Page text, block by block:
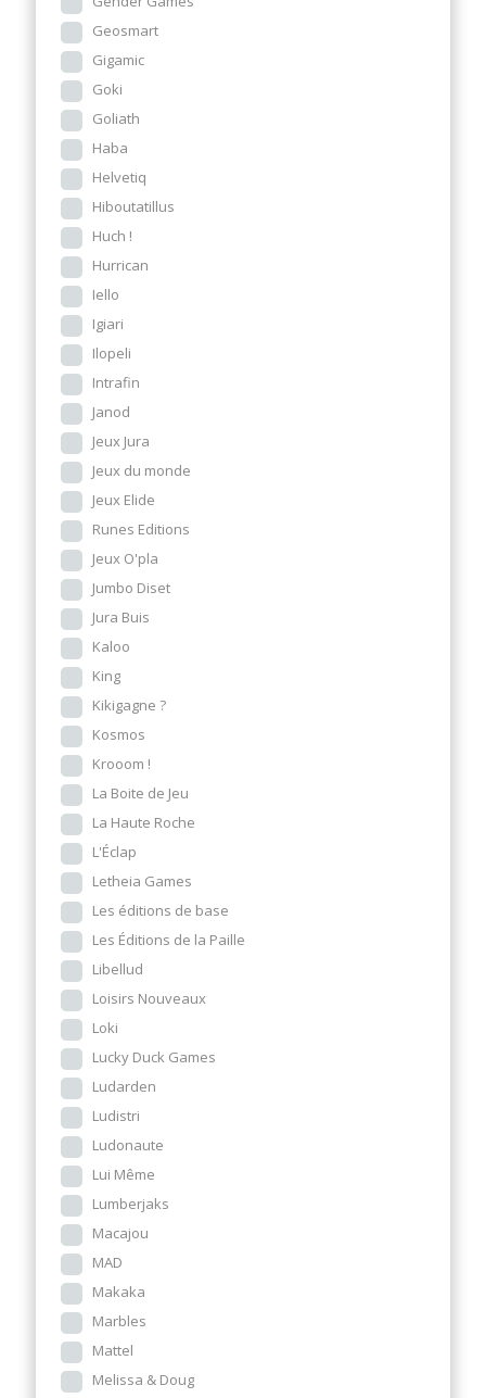
Geosmart
Gigamic
Goki
Goliath
Haba
Helvetiq
Hiboutatillus
Huch !
Hurrican
Iello
Igiari
Ilopeli
Intrafin
Janod
Jeux Jura
Jeux du monde
Jeux Elide
Runes Editions
Jeux O'pla
Jumbo Diset
Jura Buis
Kaloo
King
Kikigagne ?
Kosmos
Krooom !
La Boite de Jeu
La Haute Roche
L'Éclap
Letheia Games
Les éditions de base
Les Éditions de la Paille
Libellud
Loisirs Nouveaux
Loki
Lucky Duck Games
Ludarden
Ludistri
Ludonaute
Lui Même
Lumberjaks
Macajou
MAD
Makaka
Marbles
Mattel
Melissa & Doug